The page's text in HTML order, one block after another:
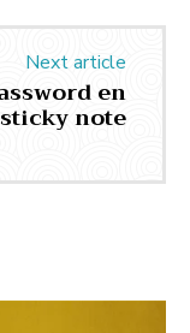
Next article
en
note